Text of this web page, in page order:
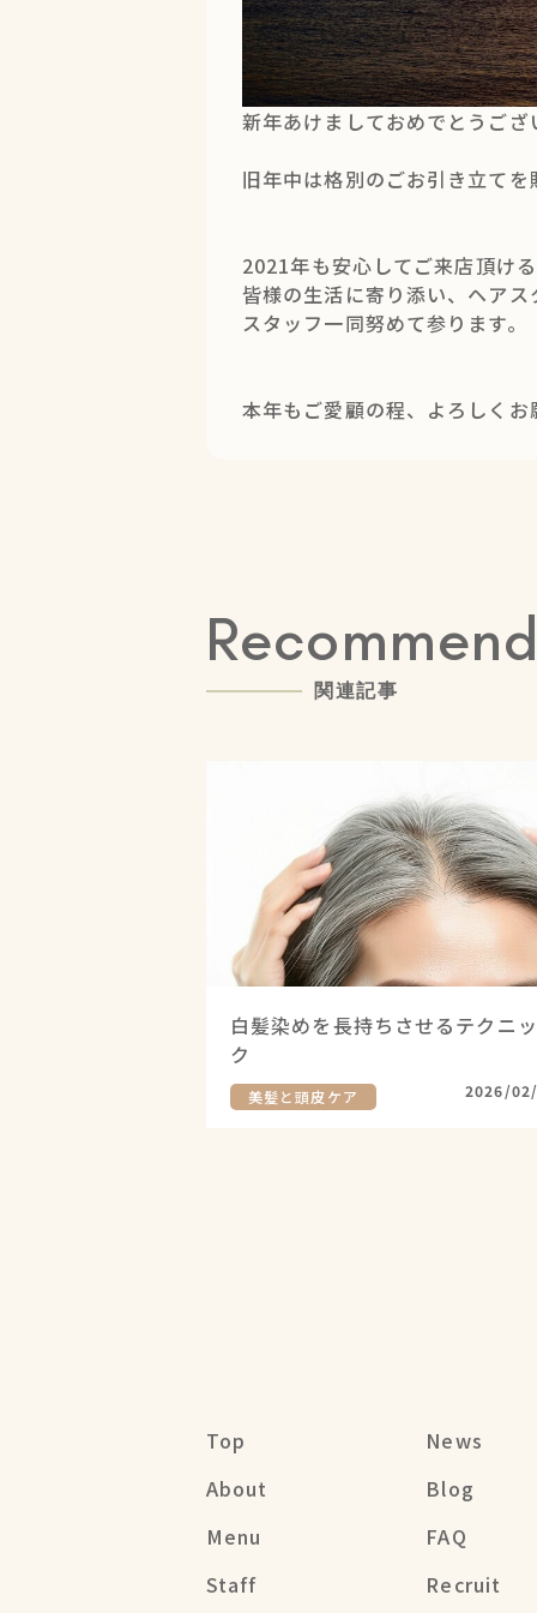
新年あけましておめでとうござ
旧年中は格別のごお引き立て
2021年も安心してご来店頂け
皆様の生活に寄り添い、ヘア
スタッフ一同努めて参ります。
本年もご愛顧の程、よろしく
Recommen
関 連記事
白髪染めを長持ちさせるテクニッ
ク
美髪と頭皮ケア 2026/
Top
About
Menu
Staff
News
Blog
FAQ
Recruit